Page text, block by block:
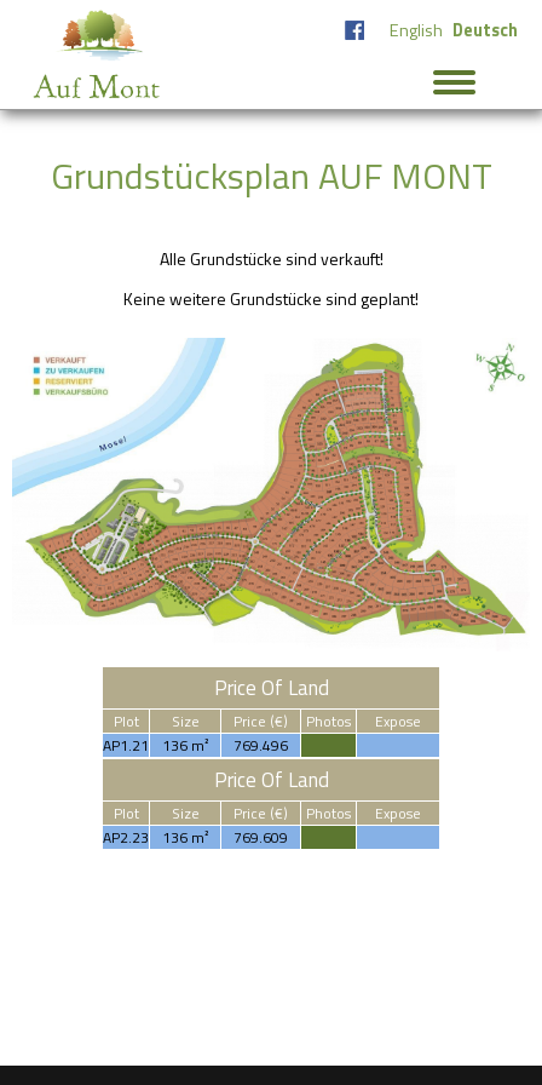
English Deutsch
Grundstücksplan AUF MONT
Alle Grundstücke sind verkauft!
Keine weitere Grundstücke sind geplant!
Price Of Land
Plot Size Price (€) Photos
Expose
AP1.21
136 m² 769.496
Price Of Land
Plot Size Price (€) Photos
Expose
AP2.23
136 m² 769.609